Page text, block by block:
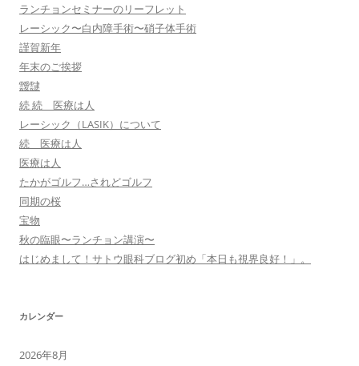
ランチョンセミナーのリーフレット
レーシック〜白内障手術〜硝子体手術
謹賀新年
年末のご挨拶
靉靆
続 続 医療は人
レーシック（LASIK）について
続 医療は人
医療は人
たかがゴルフ…されどゴルフ
同期の桜
宝物
秋の臨眼〜ランチョン講演〜
はじめまして！サトウ眼科ブログ初め「本日も視界良好！」。
カレンダー
2026年8月